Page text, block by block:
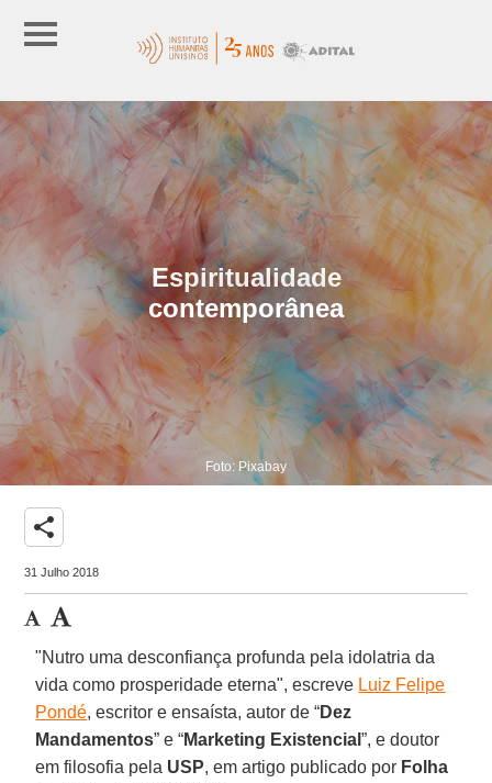
Espiritualidade
contemporânea
Foto: Pixabay
share
31 Julho 2018
"Nutro uma desconfiança profunda pela idolatria da
vida como prosperidade eterna", escreve Luiz Felipe
Pondé, escritor e ensaísta, autor de “Dez
Mandamentos” e “Marketing Existencial”, e doutor
em filosofia pela USP, em artigo publicado por Folha